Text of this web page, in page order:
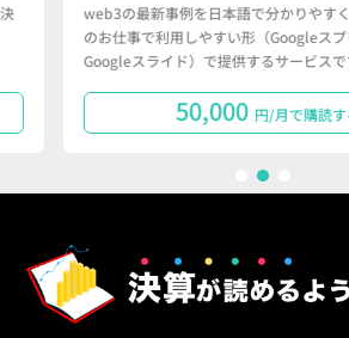
web3の最新事例を日本語で分かりやす
のお仕事で利用しやすい形（Googleスプ
Googleスライド）で提供するサービスで
50,000 円/月で購読す